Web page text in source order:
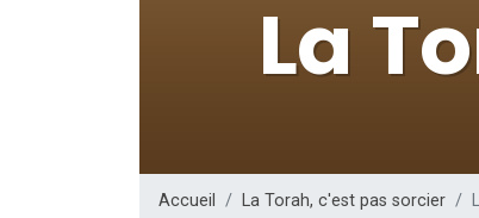
Ariel
Accueil La Torah, c'est pas sorcier